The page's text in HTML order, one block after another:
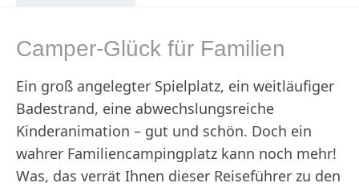
Camper-Glück für Familien
Ein groß angelegter Spielplatz, ein weitläufiger
Badestrand, eine abwechslungsreiche
Kinderanimation – gut und schön. Doch ein
wahrer Familiencampingplatz kann noch mehr!
Was, das verrät Ihnen dieser Reiseführer zu den